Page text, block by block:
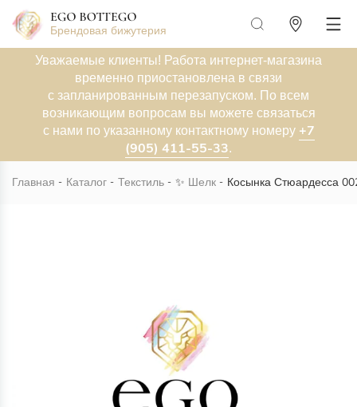
Брендовая бижутерия
Уважаемые клиенты! Работа интернет-магазина
временно приостановлена в связи
с запланированным перезапуском. По всем
возникающим вопросам вы можете связаться
с нами по указанному контактному номеру +7
(905) 411-55-33.
Главная Каталог Текстиль ✨ Шелк Косынка Стюардесса